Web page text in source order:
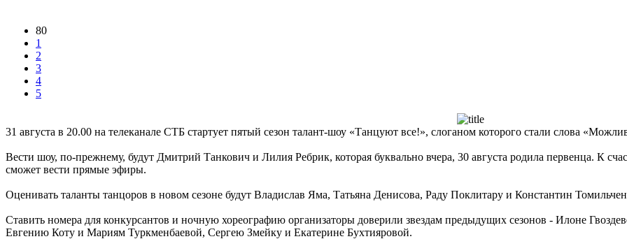
80
1
2
3
4
5
31 августа в 20.00 на телеканале СТБ стартует пятый сезон талант-шоу «Танцуют все!», слоганом которого стали слова
Вести шоу, по-прежнему, будут Дмитрий Танкович и Лилия Ребрик, которая буквально вчера, 30 августа родила первенца. К
сможет вести прямые эфиры.
Оценивать таланты танцоров в новом сезоне будут Владислав Яма, Татьяна Денисова, Раду Поклитару и Константин
Ставить номера для конкурсантов и ночную хореографию организаторы доверили звездам предыдущих сезонов - Илоне
Евгению Коту и Мариям Туркменбаевой, Сергею Змейку и Екатерине Бухтияровой.